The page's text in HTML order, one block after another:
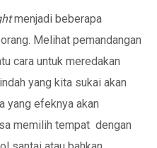
menjadi beberapa
Melihat pemandangan
cara untuk meredakan
yang kita sukai akan
yang efeknya akan
memilih tempat dengan